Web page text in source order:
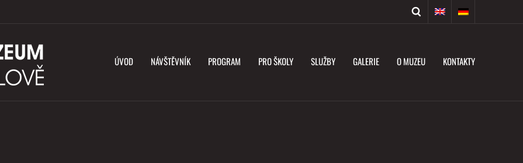
ÚVOD NÁVŠTĚVNÍK PROGRAM PRO ŠKOLY SLUŽBY GALERIE O MUZEU KONTAKTY